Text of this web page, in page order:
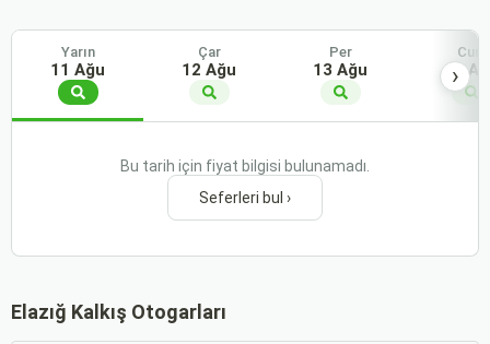
Yarın
11 Ağu
Çar
12 Ağu
Per
13 Ağu
Cum
14
›
Bu tarih için fiyat bilgisi bulunamadı.
Seferleri bul ›
Elazığ Kalkış Otogarları